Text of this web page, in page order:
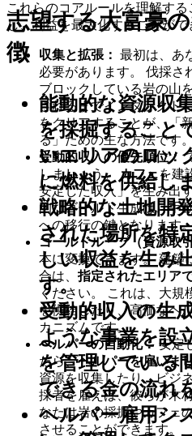
志望する大富豪
徴
能動的な資源収
を採掘すること
いエリアのロッ
に燃料を供給し
戦略的な土地開
された場所を特
しい収益を生み
す。
受動的収入の生
ような事業を設
を管理している
できる金の流れ
ヘルパー雇用シ
これらのコアルールを理解す
し、利益を最大化することがで
収集と拡張： 最初は、あ
必要があります。 伐採さ
ブロックしている岩の山
されるまでインタラクト
をクリアすることが、「
る」ための主な方法です
受動的収入の優先順位：
しましょう。 カフェを建
安定した収入」を生み出
的なゴールド生成は、手
への移行の鍵となります
ゴールドループ（資源取
本に変換できます。 建築
合は、指定されたエリア
ください。 これは、大規
を供給したり、高価なヘ
カニズムです。
ヘルパーの自動化： 安定
たら、ヘルパーを雇いま
資源を収集したり、ビジ
採者を雇えば、彼らが木
なたは岩の採掘やカフェ
させることができます。